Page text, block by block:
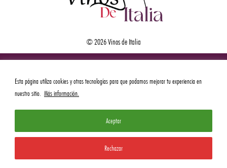
Esta página utiliza cookies y otras tecnologías para que podamos mejorar tu experiencia en
nuestro sitio. Más información.
Rechazar
Aceptar
© 2026 Vinos de Italia